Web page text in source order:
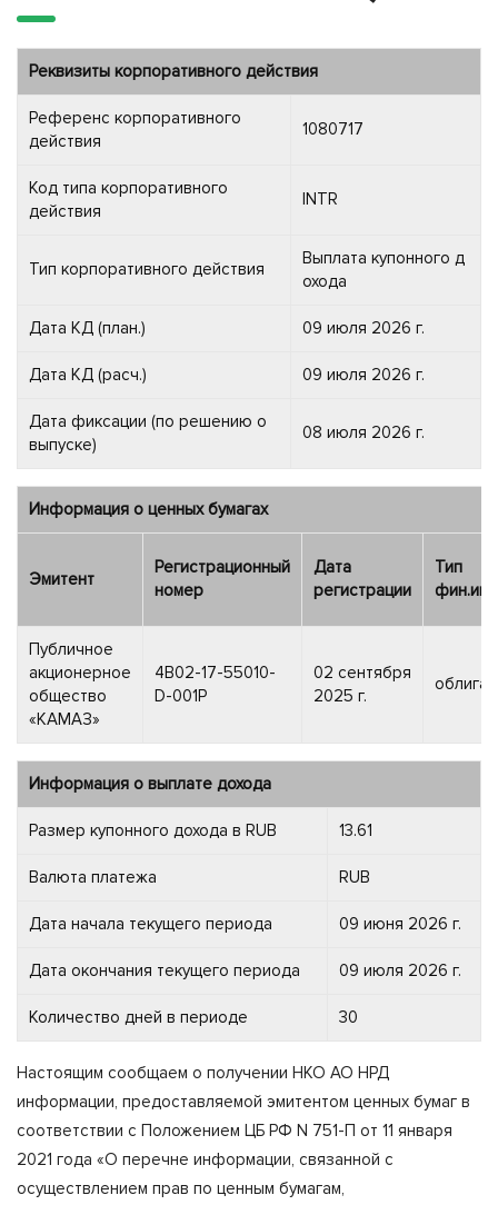
Реквизиты корпоративного действия
Референс корпоративного
действия
1080717
Код типа корпоративного
действия
INTR
Тип корпоративного действия
Выплата купонного д
охода
Дата КД (план.) 09 июля 2026 г.
Дата КД (расч.) 09 июля 2026 г.
Дата фиксации (по решению о
выпуске)
08 июля 2026 г.
Информация о ценных бумагах
Эмитент
Регистрационный
номер
Дата
регистрации
Тип
Публичное
акционерное
общество
«КАМАЗ»
4B02-17-55010-
D-001P
02 сентября
2025 г.
Информация о выплате дохода
Размер купонного дохода в RUB 13.61
Валюта платежа RUB
Дата начала текущего периода 09 июня 2026 г.
Дата окончания текущего периода 09 июля 2026 г.
Количество дней в периоде 30
Настоящим сообщаем о получении НКО АО НРД
информации, предоставляемой эмитентом ценных бумаг в
соответствии с Положением ЦБ РФ N 751-П от 11 января
2021 года «О перечне информации, связанной с
осуществлением прав по ценным бумагам,